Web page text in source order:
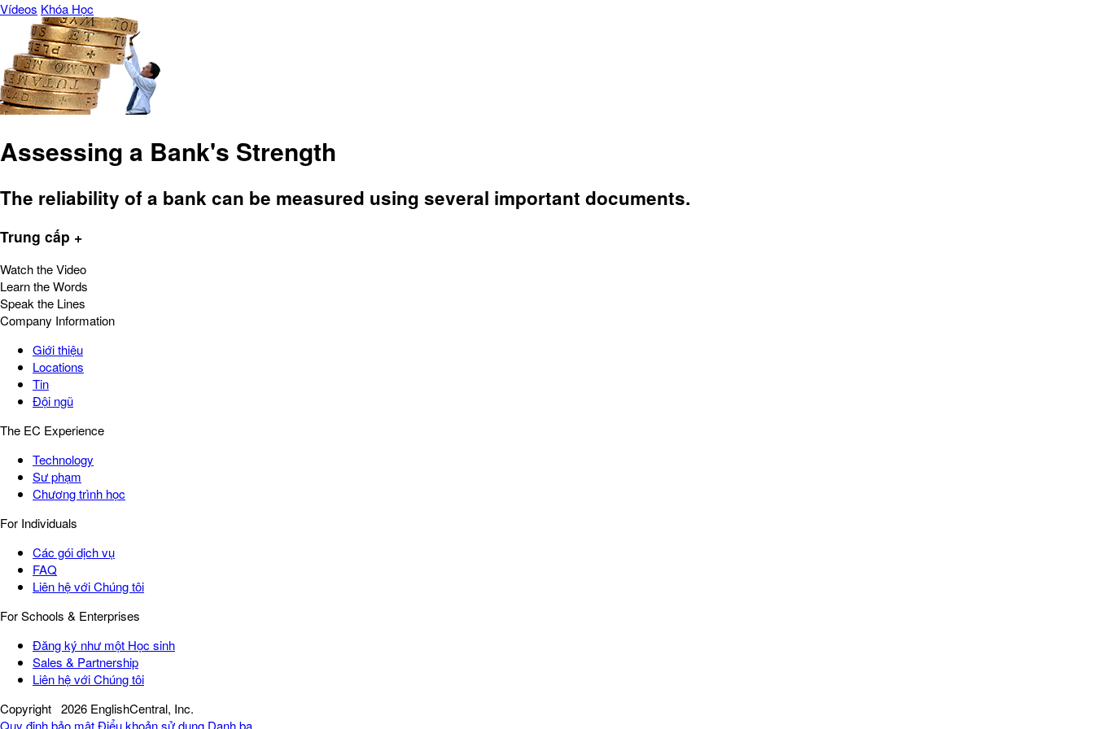
Vídeos Khóa Học
Assessing a Bank's Strength
The reliability of a bank can be measured using several important documents.
Trung cấp +
Watch the Video
Learn the Words
Speak the Lines
Company Information
Giới thiệu
Locations
Tin
Đội ngũ
The EC Experience
Technology
Sư phạm
Chương trình học
For Individuals
Các gói dịch vụ
FAQ
Liên hệ với Chúng tôi
For Schools & Enterprises
Đăng ký như một Học sinh
Sales & Partnership
Liên hệ với Chúng tôi
Copyright 2026 EnglishCentral, Inc.